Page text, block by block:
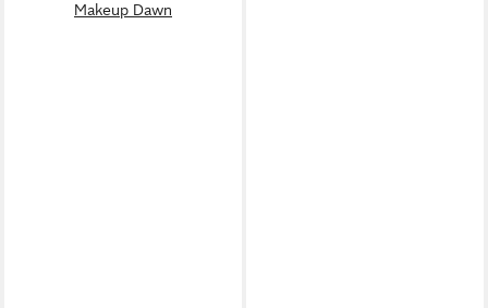
Makeup Dawn